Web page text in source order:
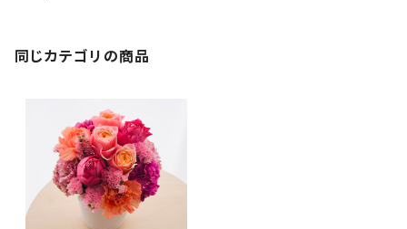
同じカテゴリの商品